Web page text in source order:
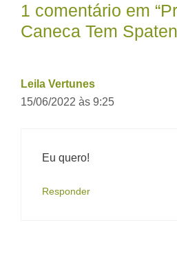
1 comentário em
Caneca Tem
Leila Vertunes
15/06/2022 às 9:25
Eu quero!
Responder